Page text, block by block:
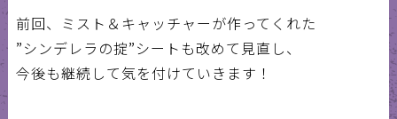
前回、ミスト＆キャッチャーが作ってくれた
”シンデレラの掟”シートも改めて見直し、
今後も継続して気を付けていきます！